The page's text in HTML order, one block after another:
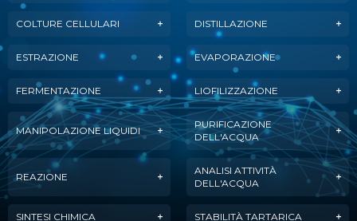
COLTURE CELLULARI DISTILLAZIONE
ESTRAZIONE EVAPORAZIONE
FERMENTAZIONE LIOFILIZZAZIONE
MANIPOLAZIONE LIQUIDI
PURIFICAZIONE
DELL'ACQUA
REAZIONE
ANALISI ATTIVITÀ
DELL'ACQUA
SINTESI CHIMICA STABILITÀ TARTARICA